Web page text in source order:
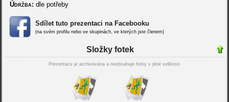
Údržba: dle potřeby
Sdílet tuto prezentaci na Facebooku
(na svém profilu nebo ve skupinách, ve kterých jste členem)
Složky fotek
Prezentace je archivována a neobsahuje fotky v plné velikosti